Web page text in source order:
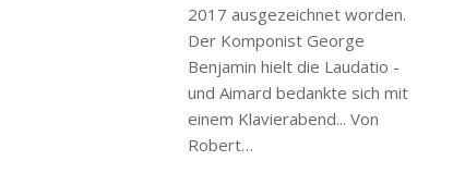
2017 ausgezeichnet worden.
Der Komponist George
Benjamin hielt die Laudatio -
und Aimard bedankte sich mit
einem Klavierabend... Von
Robert…